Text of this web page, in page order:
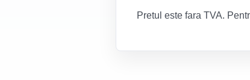
Pretul este fara TVA.